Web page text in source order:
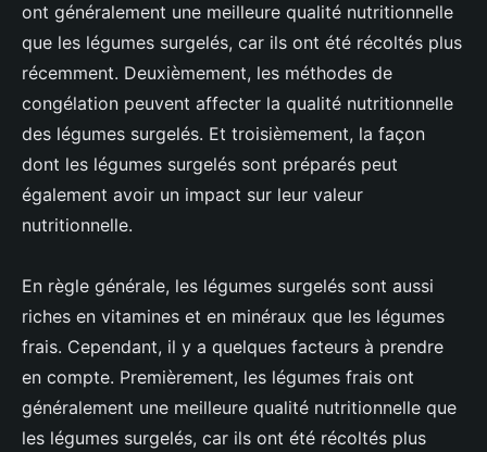
ont généralement une meilleure qualité nutritionnelle
que les légumes surgelés, car ils ont été récoltés plus
récemment. Deuxièmement, les méthodes de
congélation peuvent affecter la qualité nutritionnelle
des légumes surgelés. Et troisièmement, la façon
dont les légumes surgelés sont préparés peut
également avoir un impact sur leur valeur
nutritionnelle.
En règle générale, les légumes surgelés sont aussi
riches en vitamines et en minéraux que les légumes
frais. Cependant, il y a quelques facteurs à prendre
en compte. Premièrement, les légumes frais ont
généralement une meilleure qualité nutritionnelle que
les légumes surgelés, car ils ont été récoltés plus